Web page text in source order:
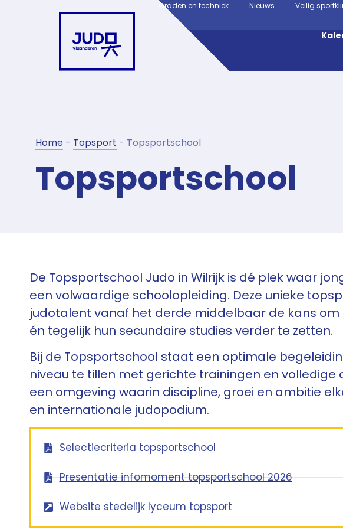
Graden en techniek Nieuws Veilig
Home - Topsport - Topsportschool
Topsportschool
De Topsportschool Judo in Wilrijk is dé plek waar
een volwaardige schoolopleiding. Deze unieke
judotalent vanaf het derde middelbaar de kans
én tegelijk hun secundaire studies verder te zetten.
Bij de Topsportschool staat een optimale
niveau te tillen met gerichte trainingen en
een omgeving waarin discipline, groei en ambitie
en internationale judopodium.
Selectiecriteria topsportschool
Presentatie infomoment topsportschool 2026
Website stedelijk lyceum topsport